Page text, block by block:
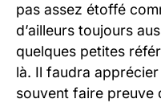
pas assez étoffé
d’ailleurs toujours
quelques petites
là. Il faudra
souvent faire preuve